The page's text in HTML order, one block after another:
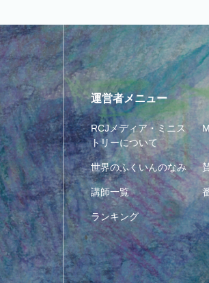
運営者メニュー
RCJメディア・ミニス
トリーについて
世界のふくいんのなみ
講師一覧
ランキング